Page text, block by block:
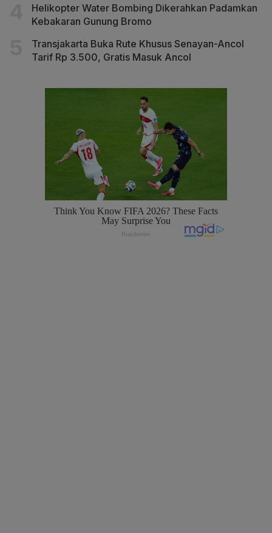
Helikopter Water Bombing Dikerahkan Padamkan
Kebakaran Gunung Bromo
Transjakarta Buka Rute Khusus Senayan-Ancol
Tarif Rp 3.500, Gratis Masuk Ancol